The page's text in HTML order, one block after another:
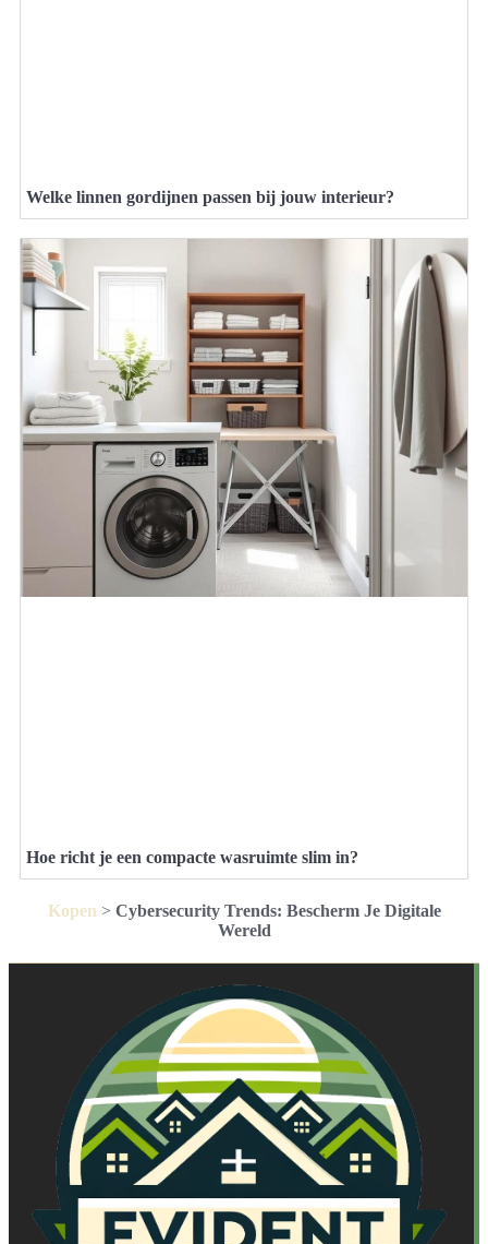
Welke linnen gordijnen passen bij jouw interieur?
Hoe richt je een compacte wasruimte slim in?
Kopen > Cybersecurity Trends: Bescherm Je Digitale
Wereld